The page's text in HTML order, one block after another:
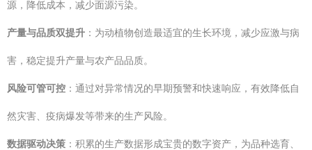
源，降低成本，减少面源污染。
产量与品质双提升 ：为动植物创造最适宜的生长环境，减少应激与病
害，稳定提升产量与农产品品质。
风险可管可控 ：通过对异常情况的早期预警和快速响应，有效降低自
然灾害、疫病爆发等带来的生产风险。
数据驱动决策 ：积累的生产数据形成宝贵的数字资产，为品种选育、